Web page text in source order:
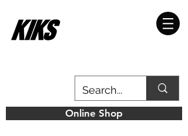
Online Shop